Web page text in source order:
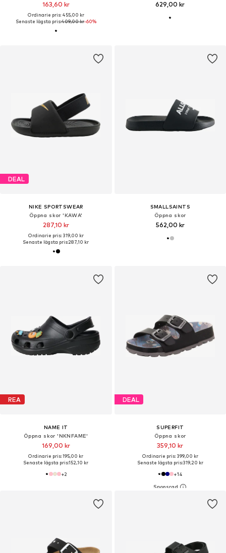
163,60 kr
Ordinarie pris: 455,00 kr
Senaste lägsta pris:409,00 kr-60%
629,00 kr
DEAL
NIKE SPORTSWEAR
Öppna skor 'KAWA'
287,10 kr
Ordinarie pris: 319,00 kr
Senaste lägsta pris:287,10 kr
SMALLSAINTS
Öppna skor
562,00 kr
REA
NAME IT
Öppna skor 'NKNFAME'
169,00 kr
Ordinarie pris: 195,00 kr
Senaste lägsta pris:152,10 kr
+2
DEAL
SUPERFIT
Öppna skor
359,10 kr
Ordinarie pris: 399,00 kr
Senaste lägsta pris:319,20 kr
+14